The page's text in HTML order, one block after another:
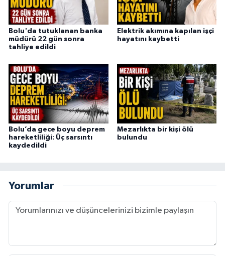
Bolu'da tutuklanan banka
müdürü 22 gün sonra
tahliye edildi
Elektrik akımına kapılan işçi
hayatını kaybetti
Bolu’da gece boyu deprem
hareketliliği: Üç sarsıntı
kaydedildi
Mezarlıkta bir kişi ölü
bulundu
Yorumlar